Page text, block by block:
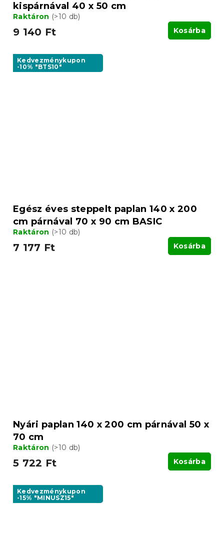
kispárnával 40 x 50 cm
Raktáron (>10 db)
9 140 Ft Kosárba
Kedvezménykupon
-10% "BTS10"
Egész éves steppelt paplan 140 x 200
cm párnával 70 x 90 cm BASIC
Raktáron (>10 db)
7 177 Ft Kosárba
Nyári paplan 140 x 200 cm párnával 50 x
70 cm
Raktáron (>10 db)
5 722 Ft Kosárba
Kedvezménykupon
-15% "MINUSZ15"